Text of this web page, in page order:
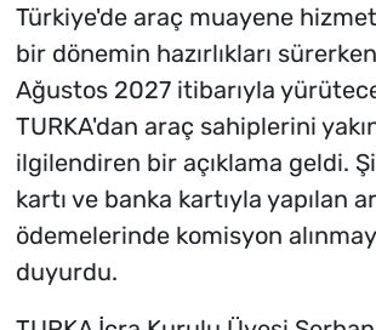
Türkiye'de araç muayene
bir dönemin hazırlıkları
Ağustos 2027 itibarıyla
TURKA'dan araç sahiplerini
ilgilendiren bir açıklama geldi.
kartı ve banka kartıyla yapılan
ödemelerinde komisyon
duyurdu.